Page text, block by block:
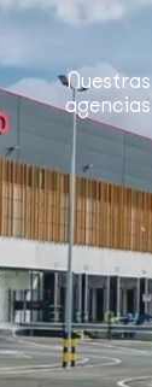
Nuestras
agencias